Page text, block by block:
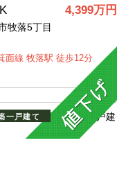
4,399万円
牧落5丁目
面線 牧落駅 徒歩12分
一戸建て